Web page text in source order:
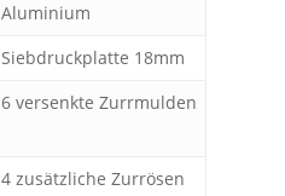
Aluminium
Siebdruckplatte 18mm
6 versenkte Zurrmulden
4 zusätzliche Zurrösen